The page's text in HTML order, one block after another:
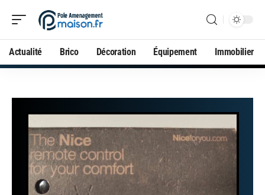
Actualité Brico Décoration Équipement Immobilier